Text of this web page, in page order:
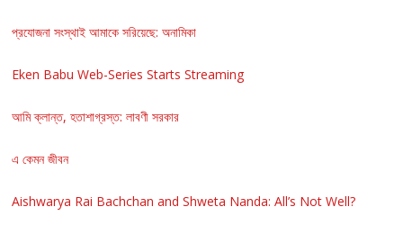
প্রযোজনা সংস্থাই আমাকে সরিয়েছে: অনামিকা
Eken Babu Web-Series Starts Streaming
আমি ক্লান্ত, হতাশাগ্রস্ত: লাবণী সরকার
এ কেমন জীবন
Aishwarya Rai Bachchan and Shweta Nanda: All’s Not Well?